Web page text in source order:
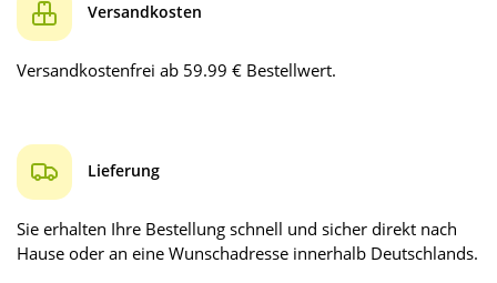
Versandkosten
Versandkostenfrei ab 59.99 € Bestellwert.
Lieferung
Sie erhalten Ihre Bestellung schnell und sicher direkt nach
Hause oder an eine Wunschadresse innerhalb Deutschlands.